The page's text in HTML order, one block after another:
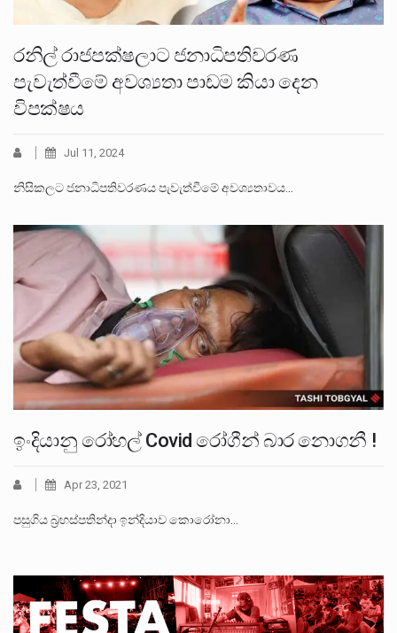
රනිල් රාජපක්ෂලාට ජනාධිපතිවරණ
පැවැත්වීමේ අවශ්‍යතා පාඩම කියා දෙන
විපක්ෂය
Jul 11, 2024
නිසිකලට ජනාධිපතිවරණය පැවැත්වීමේ අවශ්‍යතාවය…
ඉංදියානු රෝහල් Covid රෝගීන් බාර නොගනී !
Apr 23, 2021
පසුගිය බ්‍රහස්පතින්දා ඉන්දියාව කොරෝනා…